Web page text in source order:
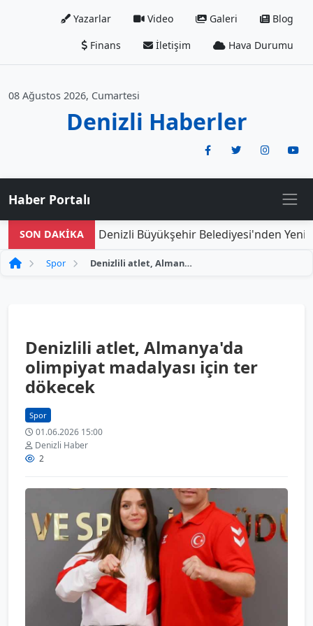
Yazarlar Video Galeri
Blog
Finans
İletişim Hava Durumu
08 Ağustos 2026, Cumartesi
Denizli Haberler
Haber Portalı
SON DAKİKA Denizli Büyükşehir Belediyesi'nden Yeni
Spor Denizlili atlet, Almanya'da olimpiyat madalyası için ter dökecek
Denizlili atlet, Almanya'da
olimpiyat madalyası için ter
dökecek
Spor
01.06.2026 15:00
Denizli Haber
2